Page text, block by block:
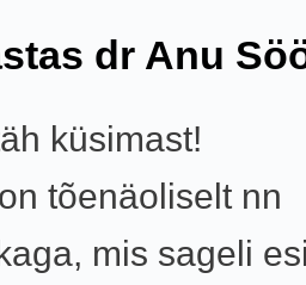
dr Anu
küsimast!
tõenäoliselt nn
mis sageli